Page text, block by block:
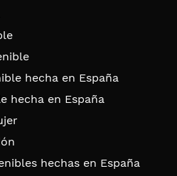
hecha en España
hecha en España
hechas en España